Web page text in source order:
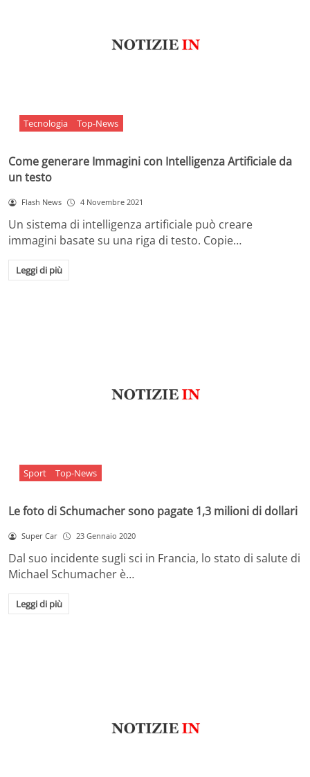
Tecnologia Top-News
Come generare Immagini con Intelligenza Artificiale da
un testo
Flash News 4 Novembre 2021
Un sistema di intelligenza artificiale può creare
immagini basate su una riga di testo. Copie…
Leggi di più
Sport Top-News
Le foto di Schumacher sono pagate 1,3 milioni di dollari
Super Car 23 Gennaio 2020
Dal suo incidente sugli sci in Francia, lo stato di salute di
Michael Schumacher è…
Leggi di più